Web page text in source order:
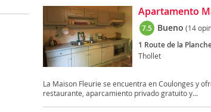
Apartamento
7.5 Bueno (14
1 Route de la
Thollet
La Maison Fleurie se encuentra en Coulonges y
restaurante, aparcamiento privado gratuito y...